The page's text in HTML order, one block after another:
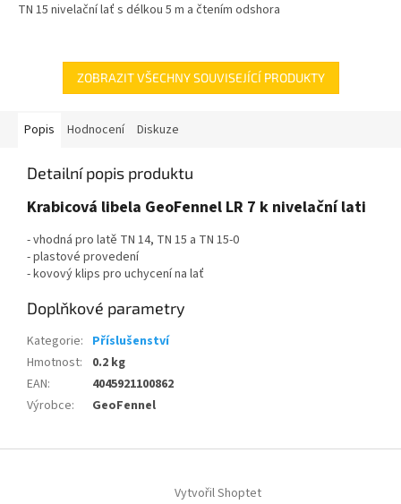
TN 15 nivelační lať s délkou 5 m a čtením odshora
ZOBRAZIT VŠECHNY SOUVISEJÍCÍ PRODUKTY
Popis Hodnocení Diskuze
Detailní popis produktu
Krabicová libela GeoFennel LR 7 k nivelační lati
- vhodná pro latě TN 14, TN 15 a TN 15-0
- plastové provedení
- kovový klips pro uchycení na lať
Doplňkové parametry
Kategorie: Příslušenství
Hmotnost:
0.2 kg
EAN:
4045921100862
Výrobce: GeoFennel
Vytvořil Shoptet